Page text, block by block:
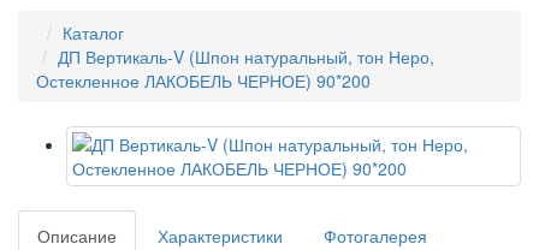
Каталог
ДП Вертикаль-V (Шпон натуральный, тон Неро,
Остекленное ЛАКОБЕЛЬ ЧЕРНОЕ) 90*200
Описание Характеристики Фотогалерея